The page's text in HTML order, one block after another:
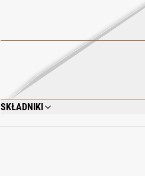
SKŁADNIKI
AQUA (WATER); PARFUM (FRAGRANCE);
OLEIFERA SEED OIL; SCLEROTIUM GUM;
ACETATE; CHLORPHENESIN; LINALOOL;